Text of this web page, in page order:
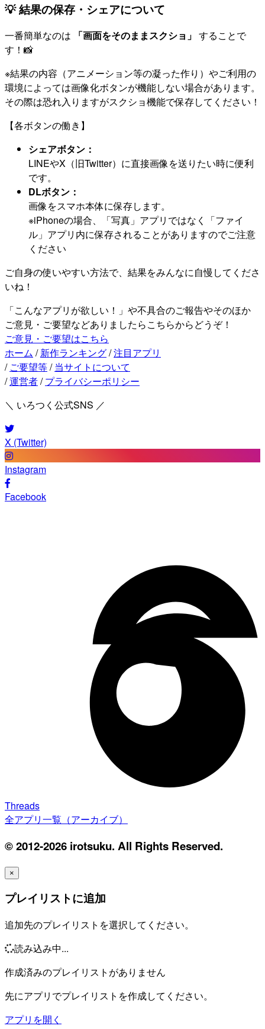
💡 結果の保存・シェアについて
一番簡単なのは 「画面をそのままスクショ」 することで
す！📸
※結果の内容（アニメーション等の凝った作り）やご利用の
環境によっては画像化ボタンが機能しない場合があります。
その際は恐れ入りますがスクショ機能で保存してください！
【各ボタンの働き】
シェアボタン：
LINEやX（旧Twitter）に直接画像を送りたい時に便利
です。
DLボタン：
画像をスマホ本体に保存します。
※iPhoneの場合、「写真」アプリではなく「ファイ
ル」アプリ内に保存されることがありますのでご注意
ください
ご自身の使いやすい方法で、結果をみんなに自慢してくださ
いね！
「こんなアプリが欲しい！」や不具合のご報告やそのほか
ご意見・ご要望などありましたらこちらからどうぞ！
ご意見・ご要望はこちら
ホーム / 新作ランキング/注目アプリ
/ ご要望等/ 当サイトについて
/運営者/ プライバシーポリシー
＼ いろつく公式SNS ／
X (Twitter)
Instagram
Facebook
Threads
全アプリ一覧（アーカイブ）
© 2012-2026 irotsuku. All Rights Reserved.
×
プレイリストに追加
追加先のプレイリストを選択してください。
読み込み中...
作成済みのプレイリストがありません
先にアプリでプレイリストを作成してください。
アプリを開く